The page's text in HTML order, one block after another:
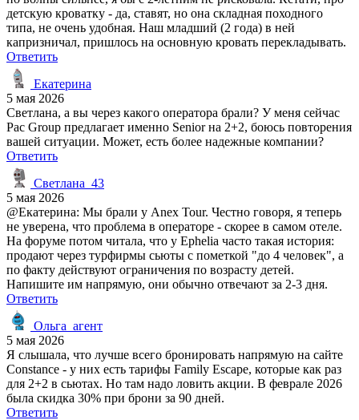
детскую кроватку - да, ставят, но она складная походного
типа, не очень удобная. Наш младший (2 года) в ней
капризничал, пришлось на основную кровать перекладывать.
Ответить
Екатерина
5 мая 2026
Светлана, а вы через какого оператора брали? У меня сейчас
Pac Group предлагает именно Senior на 2+2, боюсь повторения
вашей ситуации. Может, есть более надежные компании?
Ответить
Светлана_43
5 мая 2026
@Екатерина: Мы брали у Anex Tour. Честно говоря, я теперь
не уверена, что проблема в операторе - скорее в самом отеле.
На форуме потом читала, что у Ephelia часто такая история:
продают через турфирмы сьюты с пометкой "до 4 человек", а
по факту действуют ограничения по возрасту детей.
Напишите им напрямую, они обычно отвечают за 2-3 дня.
Ответить
Ольга_агент
5 мая 2026
Я слышала, что лучше всего бронировать напрямую на сайте
Constance - у них есть тарифы Family Escape, которые как раз
для 2+2 в сьютах. Но там надо ловить акции. В феврале 2026
была скидка 30% при брони за 90 дней.
Ответить